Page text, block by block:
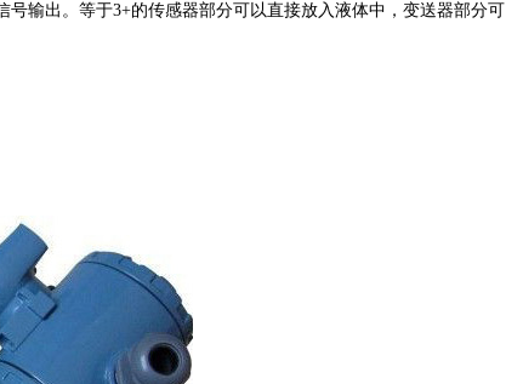
输出。等于3+的传感器部分可以直接放入液体中，变送器部分可